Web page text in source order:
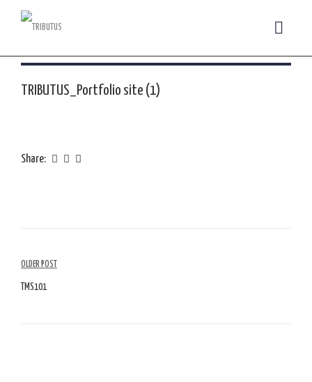
TRIBUTUS_Portfolio site (1)
Share:
Navegação
de
OLDER POST
TMS101